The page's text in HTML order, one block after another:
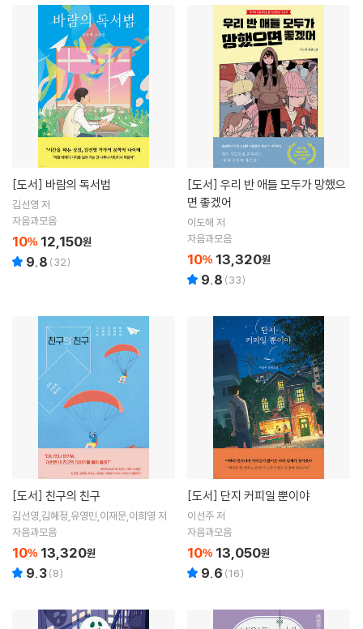
[도서] 바람의 독서법
김선영 저
자음과모음
10% 12,150원
9.8 (32)
[도서]
면 좋겠어
이도해 저
자음과모음
10% 13,320원
9.8 (33)
[도서] 친구의 친구
김선영,김혜정,유영민,이재문,이희영 저
자음과모음
10% 13,320원
9.3(8)
[도서] 단지 커피일 뿐이야
이선주 저
자음과모음
10% 13,050원
9.6 (16)